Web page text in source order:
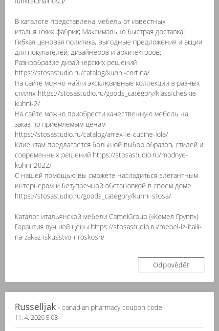
В каталоге представлена мебель от известных
итальянских фабрик; Максимально быстрая доставка;
Гибкая ценовая политика, выгодные предложения и акции
для покупателей, дизайнеров и архитекторов;
Разнообразие дизайнерских решений
https://stosastudio.ru/catalog/kuhni-cortina/
На сайте можно найти эксклюзивные коллекции в разных
стилях https://stosastudio.ru/goods_category/klassicheskie-
kuhni-2/
На сайте можно приобрести качественную мебель на
заказ по приемлемым ценам
https://stosastudio.ru/catalog/arrex-le-cucine-lola/
Клиентам предлагается большой выбор образов, стилей и
современных решений https://stosastudio.ru/modnye-
kuhni-2022/
С нашей помощью вы сможете насладиться элегантным
интерьером и безупречной обстановкой в своем доме
https://stosastudio.ru/goods_category/kuhni-stosa/
Каталог итальянской мебели CamelGroup («Кемел Групп»)
Гарантия лучшей цены https://stosastudio.ru/mebel-iz-italii-
na-zakaz-iskusstvo-i-roskosh/
Odpovědět
Russelljak - canadian pharmacy coupon code
11. 4. 2026 5:08